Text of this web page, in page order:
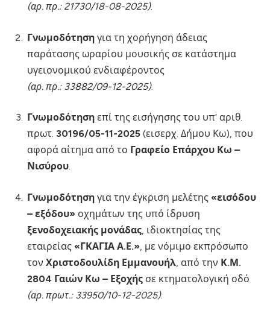
(αρ. πρ.: 21730/18-08-2025).
Γνωμοδότηση για τη χορήγηση άδειας
παράτασης ωραρίου μουσικής σε κατάστημα
υγειονομικού ενδιαφέροντος
(αρ. πρ.: 33882/09-12-2025).
Γνωμοδότηση επί της εισήγησης του υπ’ αριθ.
πρωτ. 30196/05-11-2025 (εισερχ. Δήμου Κω), που
αφορά αίτημα από το Γραφείο Επάρχου Κω –
Νισύρου.
Γνωμοδότηση για την έγκριση μελέτης «εισόδου
– εξόδου» οχημάτων της υπό ίδρυση
ξενοδοχειακής μονάδας , ιδιοκτησίας της
εταιρείας «ΓΚΑΓΙΑ Α.Ε.» , με νόμιμο εκπρόσωπο
τον Χριστοδουλίδη Εμμανουήλ , από την Κ.Μ.
2804 Γαιών Κω – Εξοχής σε κτηματολογική οδό
(αρ. πρωτ.: 33950/10-12-2025).